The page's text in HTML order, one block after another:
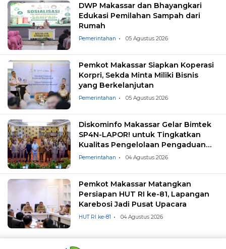
DWP Makassar dan Bhayangkari
Edukasi Pemilahan Sampah dari
Rumah
Pemerintahan 05 Agustus 2026
Pemkot Makassar Siapkan Koperasi
Korpri, Sekda Minta Miliki Bisnis
yang Berkelanjutan
Pemerintahan 05 Agustus 2026
Diskominfo Makassar Gelar Bimtek
SP4N-LAPOR! untuk Tingkatkan
Kualitas Pengelolaan Pengaduan
Masyarakat
Pemerintahan 04 Agustus 2026
Pemkot Makassar Matangkan
Persiapan HUT RI ke-81, Lapangan
Karebosi Jadi Pusat Upacara
HUT RI ke-81 04 Agustus 2026